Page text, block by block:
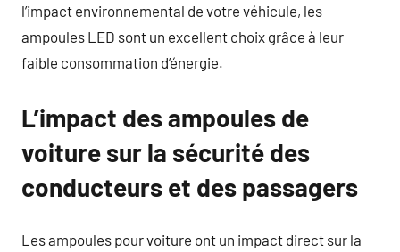
l’impact environnemental de votre véhicule, les
ampoules LED sont un excellent choix grâce à leur
faible consommation d’énergie.
L’impact des ampoules de
voiture sur la sécurité des
conducteurs et des passagers
Les ampoules pour voiture ont un impact direct sur la